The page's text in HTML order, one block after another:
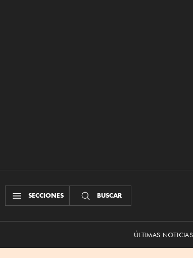
SECCIONES BUSCAR
ÚLTIMAS NOTICIAS